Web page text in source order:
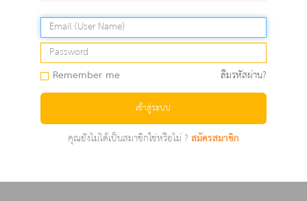
Remember me ลืมรหัสผ่าน?
เข้าสู่ระบบ
คุณยังไม่ได้เป็นสมาชิกใช่หรือไม่ ?สมัครสมาชิก